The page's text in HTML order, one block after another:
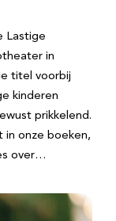
Lastige
in
titel voorbij
kinderen
prikkelend.
in onze boeken,
over…